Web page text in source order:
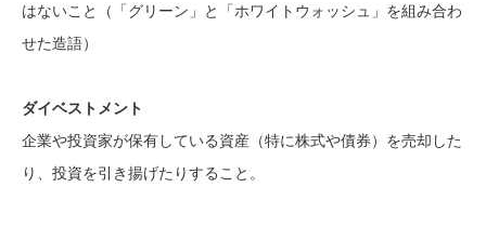
はないこと（「グリーン」と「ホワイトウォッシュ」を組み合わ
せた造語）
ダイベストメント
企業や投資家が保有している資産（特に株式や債券）を売却した
り、投資を引き揚げたりすること。